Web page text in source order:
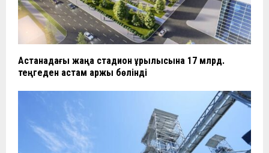
Астанадағы жаңа стадион құрылысына 17 млрд.
теңгеден астам қаржы бөлінді